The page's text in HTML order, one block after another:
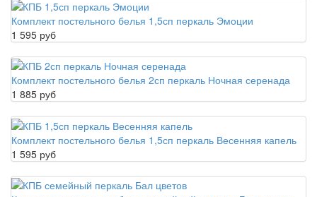
Комплект постельного белья 1,5сп перкаль Эмоции
1 595 руб
Комплект постельного белья 2сп перкаль Ночная серенада
1 885 руб
Комплект постельного белья 1,5сп перкаль Весенняя капель
1 595 руб